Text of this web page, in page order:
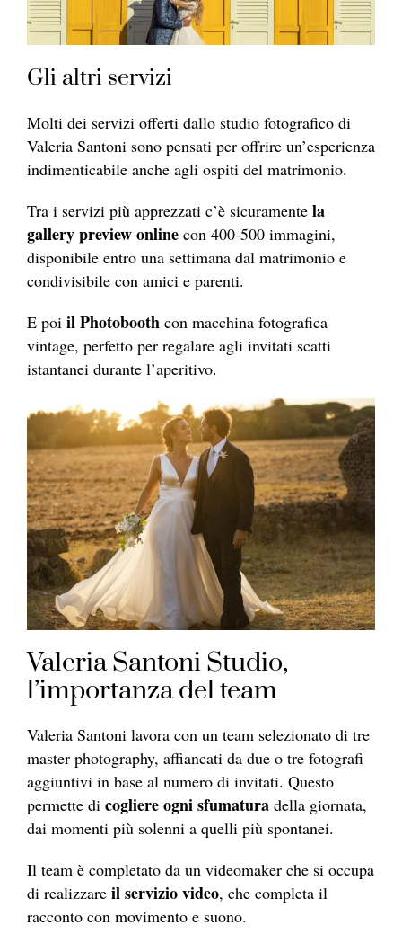
Gli altri servizi
Molti dei servizi offerti dallo studio fotografico di
Valeria Santoni sono pensati per offrire un’esperienza
indimenticabile anche agli ospiti del matrimonio.
Tra i servizi più apprezzati c’è sicuramente la
gallery preview online con 400-500 immagini,
disponibile entro una settimana dal matrimonio e
condivisibile con amici e parenti.
E poi il Photobooth con macchina fotografica
vintage, perfetto per regalare agli invitati scatti
istantanei durante l’aperitivo.
Valeria Santoni Studio,
l’importanza del team
Valeria Santoni lavora con un team selezionato di tre
master photography, affiancati da due o tre fotografi
aggiuntivi in base al numero di invitati. Questo
permette di cogliere ogni sfumatura della giornata,
dai momenti più solenni a quelli più spontanei.
Il team è completato da un videomaker che si occupa
di realizzare il servizio video, che completa il
racconto con movimento e suono.